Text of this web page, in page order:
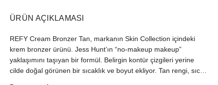
ÜRÜN AÇIKLAMASI
REFY Cream Bronzer Tan, markanın Skin Collection içindeki
krem bronzer ürünü. Jess Hunt’ın “no-makeup makeup”
yaklaşımını taşıyan bir formül. Belirgin kontür çizgileri yerine
cilde doğal görünen bir sıcaklık ve boyut ekliyor. Tan rengi, sıcak